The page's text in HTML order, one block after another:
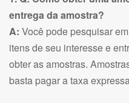
entrega da amostra?
A: Você pode pesquisar
itens de seu interesse e
obter as amostras.
basta pagar a taxa